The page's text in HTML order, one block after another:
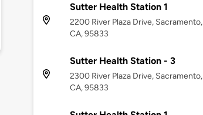
Sutter Health Station 1
2200 River Plaza Drive, Sacramento,
CA, 95833
Sutter Health Station - 3
2300 River Plaza Drive, Sacramento,
CA, 95833